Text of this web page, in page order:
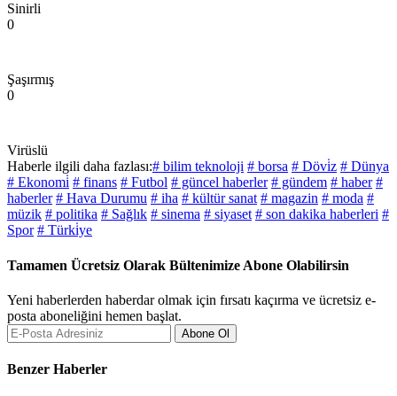
Sinirli
0
Şaşırmış
0
Virüslü
Haberle ilgili daha fazlası:# bilim teknoloji # borsa # Dövi̇z # Dünya
# Ekonomi̇ # finans # Futbol # güncel haberler # gündem # haber #
haberler # Hava Durumu # iha # kültür sanat # magazin # moda #
müzik # politika # Sağlık # sinema # siyaset # son dakika haberleri #
Spor # Türki̇ye
Tamamen Ücretsiz Olarak Bültenimize Abone Olabilirsin
Yeni haberlerden haberdar olmak için fırsatı kaçırma ve ücretsiz e-
posta aboneliğini hemen başlat.
Abone Ol
Benzer Haberler